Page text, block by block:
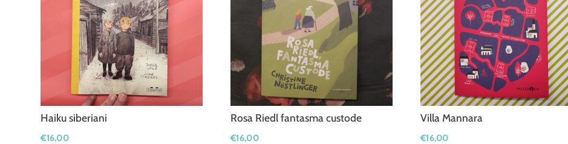
Haiku siberiani
€16,00
Rosa Riedl fantasma custode
€16,00
Villa Mannara
€16,00